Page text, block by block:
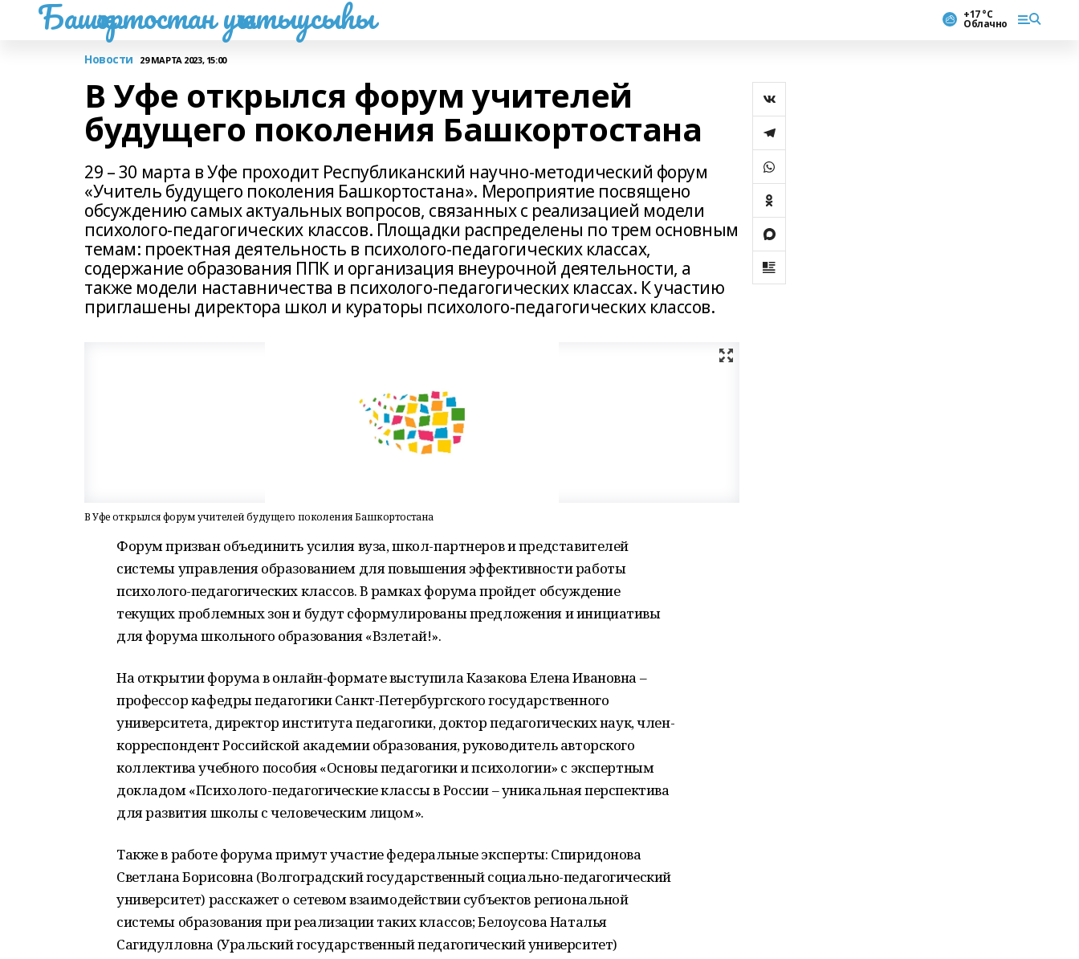
Башҡортостан уҡытыусыһы +17 °С
Облачно
Новости 29 МАРТА 2023, 15:00
В Уфе открылся форум учителей
будущего поколения Башкортостана
29 – 30 марта в Уфе проходит Республиканский научно-методический форум
«Учитель будущего поколения Башкортостана». Мероприятие посвящено
обсуждению самых актуальных вопросов, связанных с реализацией модели
психолого-педагогических классов. Площадки распределены по трем основным
темам: проектная деятельность в психолого-педагогических классах,
содержание образования ППК и организация внеурочной деятельности, а
также модели наставничества в психолого-педагогических классах. К участию
приглашены директора школ и кураторы психолого-педагогических классов.
В Уфе открылся форум учителей будущего поколения Башкортостана
Форум призван объединить усилия вуза, школ-партнеров и представителей
системы управления образованием для повышения эффективности работы
психолого-педагогических классов. В рамках форума пройдет обсуждение
текущих проблемных зон и будут сформулированы предложения и инициативы
для форума школьного образования «Взлетай!».
На открытии форума в онлайн-формате выступила Казакова Елена Ивановна –
профессор кафедры педагогики Санкт-Петербургского государственного
университета, директор института педагогики, доктор педагогических наук, член-
корреспондент Российской академии образования, руководитель авторского
коллектива учебного пособия «Основы педагогики и психологии» с экспертным
докладом «Психолого-педагогические классы в России – уникальная перспектива
для развития школы с человеческим лицом».
Также в работе форума примут участие федеральные эксперты: Спиридонова
Светлана Борисовна (Волгоградский государственный социально-педагогический
университет) расскажет о сетевом взаимодействии субъектов региональной
системы образования при реализации таких классов; Белоусова Наталья
Сагидулловна (Уральский государственный педагогический университет)